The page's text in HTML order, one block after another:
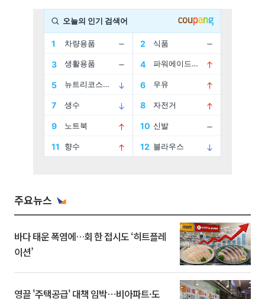
주요뉴스
바다 태운 폭염에…회 한 접시도 ‘히트플레
이션’
영끌 '주택공급' 대책 임박⋯비아파트·도